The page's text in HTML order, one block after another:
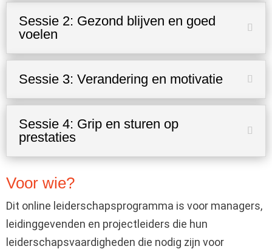
Sessie 2: Gezond blijven en goed
voelen
Sessie 3: Verandering en motivatie
Sessie 4: Grip en sturen op
prestaties
Voor wie?
Dit online leiderschapsprogramma is voor managers,
leidinggevenden en projectleiders die hun
leiderschapsvaardigheden die nodig zijn voor